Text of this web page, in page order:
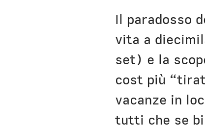
Il paradosso
vita a
set) e la
cost più
vacanze in
tutti che se